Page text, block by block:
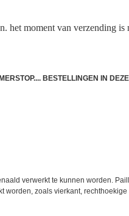
moment van verzending
BESTELLINGEN IN
verwerkt te kunnen worden.
zoals vierkant,